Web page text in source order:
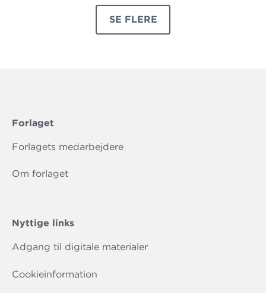
SE FLERE
PRODUKTER
Forlaget
Forlagets medarbejdere
Om forlaget
Nyttige links
Adgang til digitale materialer
Cookieinformation